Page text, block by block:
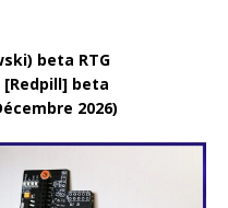
beta RTG
[Redpill] beta
2026)